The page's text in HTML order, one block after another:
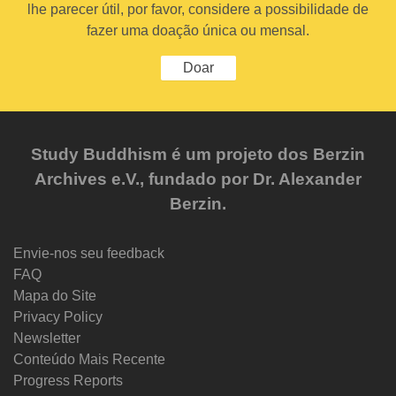
lhe parecer útil, por favor, considere a possibilidade de
fazer uma doação única ou mensal.
Doar
Study Buddhism é um projeto dos Berzin
Archives e.V., fundado por Dr. Alexander
Berzin.
Envie-nos seu feedback
FAQ
Mapa do Site
Privacy Policy
Newsletter
Conteúdo Mais Recente
Progress Reports